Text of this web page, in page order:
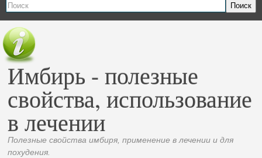
Поиск
Имбирь - полезные
свойства, использование
в лечении
Полезные свойства имбиря, применение в лечении и для
похудения.